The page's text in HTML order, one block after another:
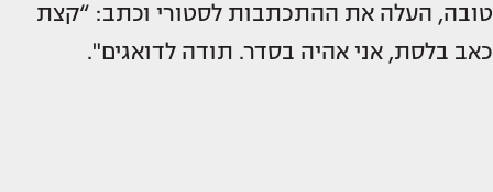
טובה, העלה את ההתכתבות לסטורי וכתב: “קצת
כאב בלסת, אני אהיה בסדר. תודה לדואגים".